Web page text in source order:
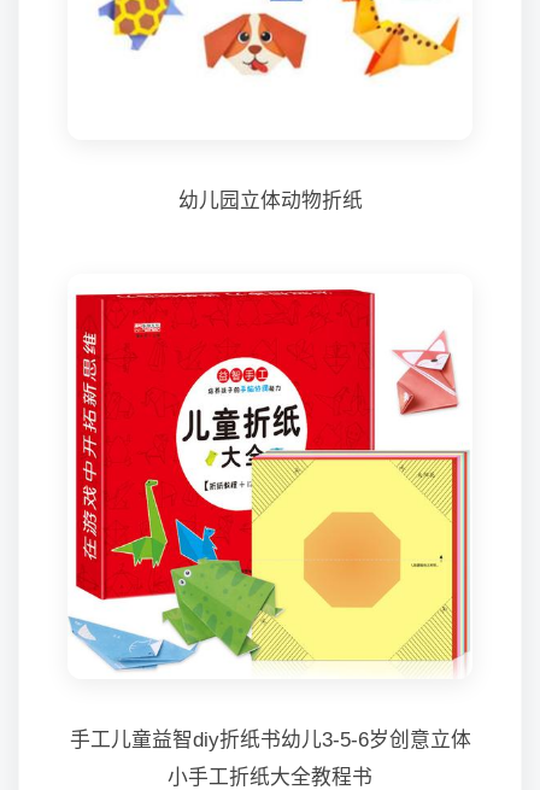
幼儿园立体动物折纸
手工儿童益智diy折纸书幼儿3-5-6岁创意立体
小手工折纸大全教程书